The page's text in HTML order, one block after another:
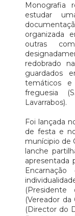
Monografia
estudar
organizada
outras
redobrado
guardados
temáticos e
freguesia
Lavarrabos).
Foi lançada
de festa e
munícipio de
lanche
apresentada
(Vereador da
(Director do